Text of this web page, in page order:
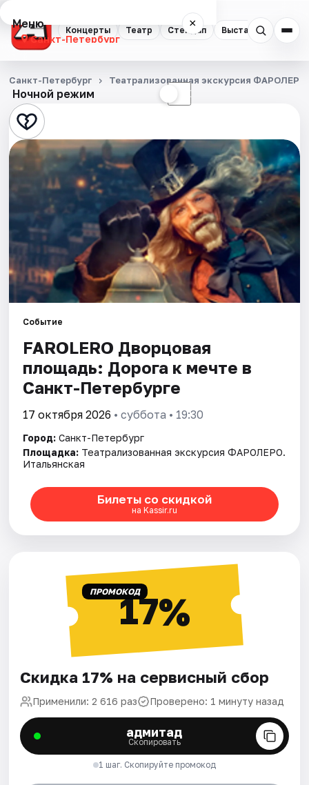
Концерты Театр Стендап Выставки
Меню ×
Санкт-Петербург
Концерты
Театр
Стендап
Выставки
Квесты
Экскурсии
Спорт
События
Города
Площадки
Артисты
Рейтинги
Ночной режим ☾
Санкт-Петербург Театрализованная экскурсия
Событие
FAROLERO Дворцовая
площадь: Дорога к мечте в
Санкт-Петербурге
17 октября 2026 • суббота • 19:30
Город: Санкт-Петербург
Площадка: Театрализованная экскурсия ФАРОЛЕРО.
Итальянская
Билеты со скидкой
на Kassir.ru
ПРОМОКОД17%
Скидка 17% на сервисный сбор
Применили: 2 616 раз Проверено: 1 минуту назад
адмитад
Скопировать
1 шаг. Скопируйте промокод